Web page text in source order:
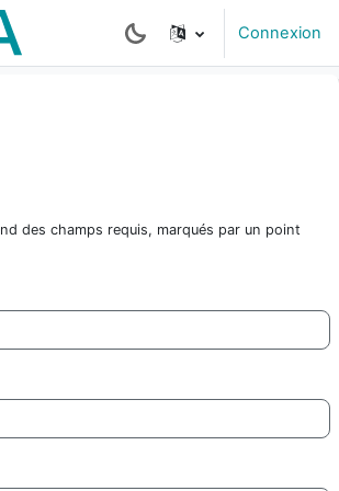
Connexion
des champs requis, marqués par un point